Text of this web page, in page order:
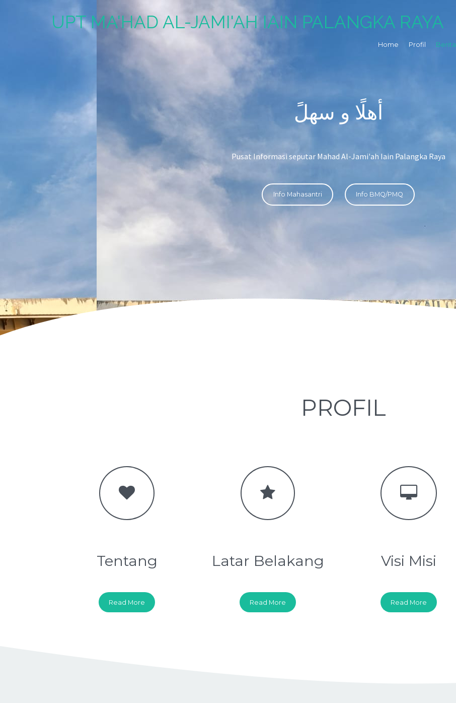
UPT MA'HAD AL-JAMI'AH IAIN PALANGKA RAYA
Home Profil Berita
أهلًا و سهلً
Pusat Informasi seputar Mahad Al-Jami'ah Iain Palangka Raya
Info Mahasantri Info BMQ/PMQ
PROFIL
Tentang
Read More
Latar Belakang
Read More
Visi Misi
Read More